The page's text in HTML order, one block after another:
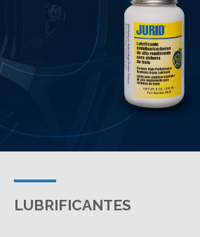
LUBRIFICANTES